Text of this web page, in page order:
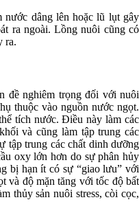
nước dâng lên hoặc lũ lụt gây
ra ngoài. Lồng nuôi cũng có
ra.
đề nghiêm trọng đối với nuôi
thuộc vào nguồn nước ngọt.
tích nước. Điều này làm các
và cũng làm tập trung các
tập trung các chất dinh dưỡng
oxy lớn hơn do sự phân hủy
bị hạn ít có sự “giao lưu” với
và độ mặn tăng với tốc độ bất
thủy sản nuôi stress, còi cọc,